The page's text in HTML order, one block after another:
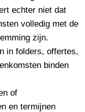
echter niet dat
volledig met de
zijn.
in folders, offertes,
binden
of
en termijnen